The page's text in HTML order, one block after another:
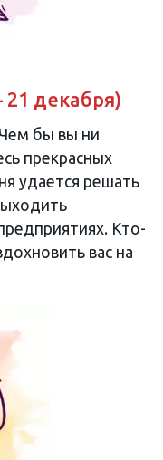
21 декабря)
бы вы ни
прекрасных
удается решать
Кто-
вас на